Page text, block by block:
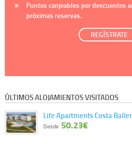
Puntos canjeables por descuentos
próximas reservas.
REGÍSTRATE
ÚLTIMOS ALOJAMIENTOS VISITADOS
Life Apartments Costa
Desde 50.23€